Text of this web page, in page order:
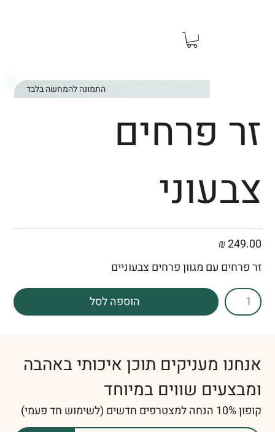
התמונה להמחשה בלבד
זר פרחים
צבעוני
זר פרחים עם מגוון פרחים צבעוניים
249.00 ₪
הוספה לסל
אנחנו מעניקים תוכן איכותי באהבה
ומבצעים שווים במיוחד
קופון 10% הנחה למצטרפים חדשים (לשימוש חד פעמי)